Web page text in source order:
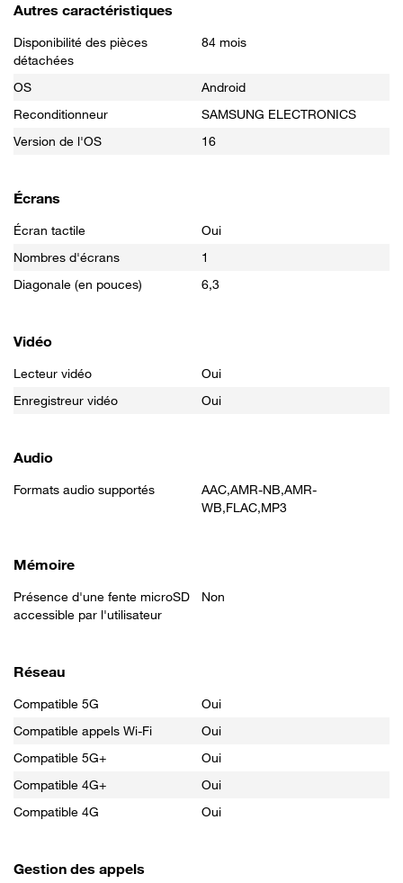
Autres caractéristiques
Disponibilité des pièces
détachées
84 mois
OS
Android
Reconditionneur
SAMSUNG ELECTRONICS
Version de l'OS
16
Écrans
Écran tactile
Oui
Nombres d'écrans
1
Diagonale (en pouces)
6,3
Vidéo
Lecteur vidéo
Oui
Enregistreur vidéo
Oui
Audio
Formats audio supportés
AAC,AMR-NB,AMR-
WB,FLAC,MP3
Mémoire
Présence d'une fente microSD
accessible par l'utilisateur
Non
Réseau
Compatible 5G
Oui
Compatible appels Wi-Fi
Oui
Compatible 5G+
Oui
Compatible 4G+
Oui
Compatible 4G
Oui
Gestion des appels